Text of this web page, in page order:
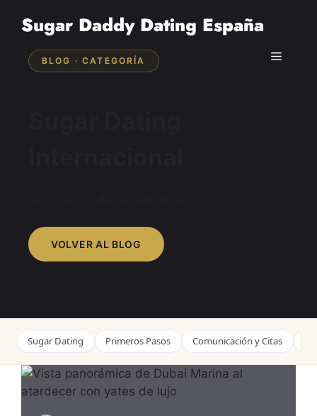
Sugar Daddy Dating España
Menú
BLOG · CATEGORÍA
VOLVER AL BLOG
Sugar Dating Primeros Pasos Comunicación y Citas